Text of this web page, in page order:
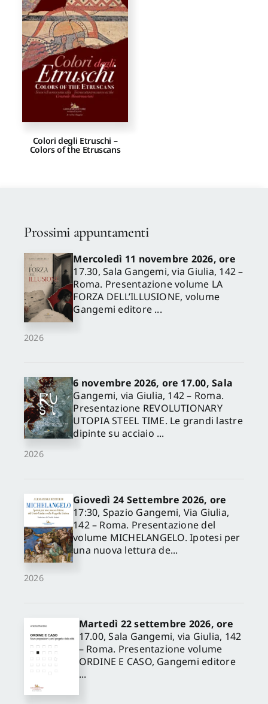
Proposte di pubblicazione
Gangemi Editore
Newsletter
Colori degli Etruschi –
Colors of the Etruscans
Prossimi appuntamenti
2026
Mercoledì 11 novembre 2026, ore
17.30, Sala Gangemi, via Giulia, 142 –
Roma. Presentazione volume LA
FORZA DELL’ILLUSIONE, volume
Gangemi editore ...
2026
6 novembre 2026, ore 17.00, Sala
Gangemi, via Giulia, 142 – Roma.
Presentazione REVOLUTIONARY
UTOPIA STEEL TIME. Le grandi lastre
dipinte su acciaio ...
2026
Giovedì 24 Settembre 2026, ore
17:30, Spazio Gangemi, Via Giulia,
142 – Roma. Presentazione del
volume MICHELANGELO. Ipotesi per
una nuova lettura de...
Martedì 22 settembre 2026, ore
17.00, Sala Gangemi, via Giulia, 142
– Roma. Presentazione volume
ORDINE E CASO, Gangemi editore
...